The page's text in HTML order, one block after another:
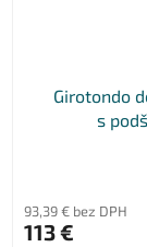
Girotondo
s
93,39 € bez DPH
113 €